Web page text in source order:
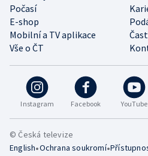
Instagram Facebook YouTube
Počasí
E-shop
Mobilní a TV aplikace
Vše o ČT
© Česká televize
English•Ochrana soukromí•